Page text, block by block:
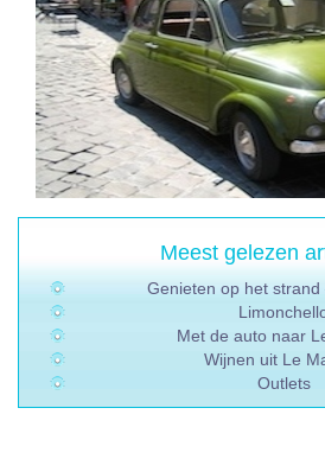
Meest gelezen
Genieten op het strand
Met de auto naar
Wijnen uit Le
Outlets